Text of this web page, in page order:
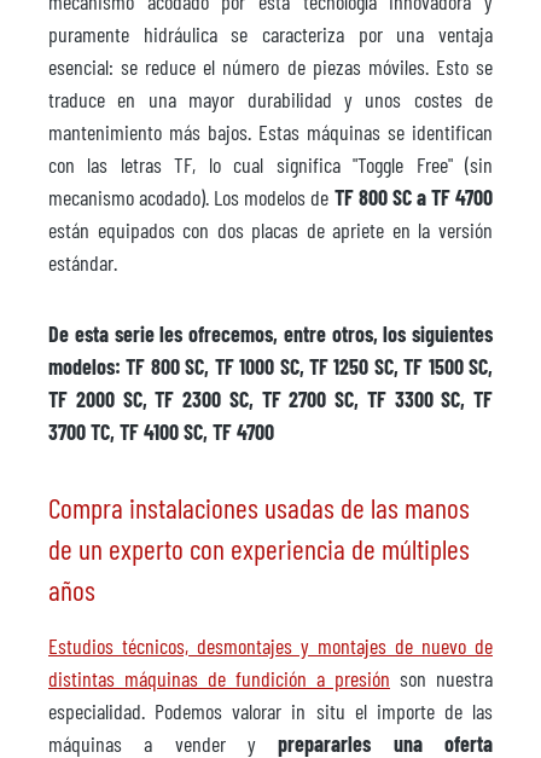
puramente hidráulica se caracteriza por una ventaja
esencial: se reduce el número de piezas móviles. Esto se
traduce en una mayor durabilidad y unos costes de
mantenimiento más bajos. Estas máquinas se identifican
con las letras TF, lo cual significa "Toggle Free" (sin
mecanismo acodado). Los modelos de TF 800 SC a TF 4700
están equipados con dos placas de apriete en la versión
estándar.
De esta serie les ofrecemos, entre otros, los siguientes
modelos: TF 800 SC, TF 1000 SC, TF 1250 SC, TF 1500 SC,
TF 2000 SC, TF 2300 SC, TF 2700 SC, TF 3300 SC, TF
3700 TC, TF 4100 SC, TF 4700
Compra instalaciones usadas de las manos
de un experto con experiencia de múltiples
años
Estudios técnicos, desmontajes y montajes de nuevo de
distintas máquinas de fundición a presión son nuestra
especialidad. Podemos valorar in situ el importe de las
máquinas a vender yprepararles una oferta